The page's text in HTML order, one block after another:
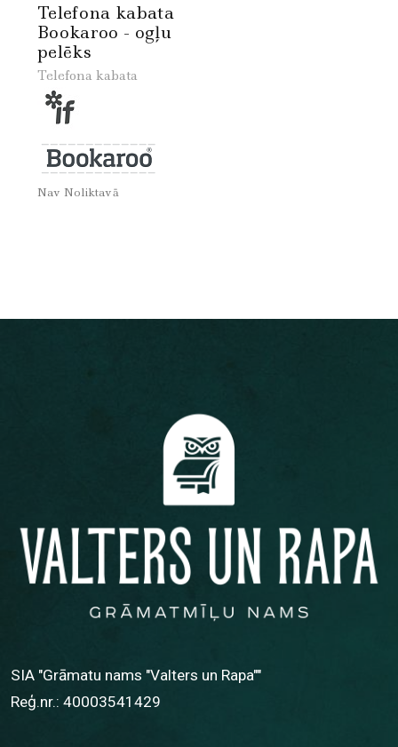
Telefona kabata
Bookaroo - ogļu
pelēks
Telefona kabata
Nav Noliktavā
SIA "Grāmatu nams "Valters un Rapa""
Reģ.nr.: 40003541429